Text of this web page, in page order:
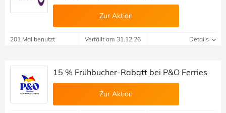
Zur Aktion
201 Mal benutzt Verfällt am 31.12.26 Details
15 % Frühbucher-Rabatt bei P&O Ferries
Zur Aktion